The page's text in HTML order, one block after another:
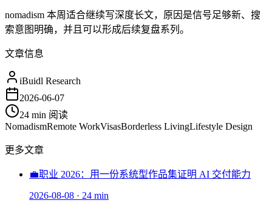
nomadism 本周适合继续写深度长文，原因是信号足够新、搜
索意图明确，并且可以形成后续复盘系列。
文章信息
iBuidl Research
2026-06-07
24 min 阅读
NomadismRemote WorkVisasBorderless LivingLifestyle Design
更多文章
💼职业 2026：用一份系统型作品集证明 AI 交付能力
2026-08-08 · 24 min